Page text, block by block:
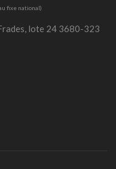
fixe national)
lote 24 3680-323